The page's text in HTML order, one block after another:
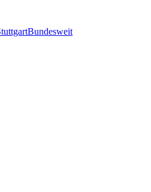
Bundesweit